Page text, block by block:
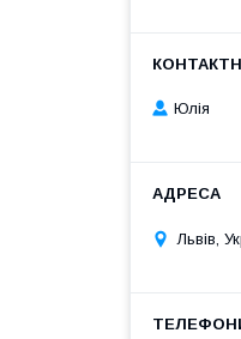
Юлія
Львів,